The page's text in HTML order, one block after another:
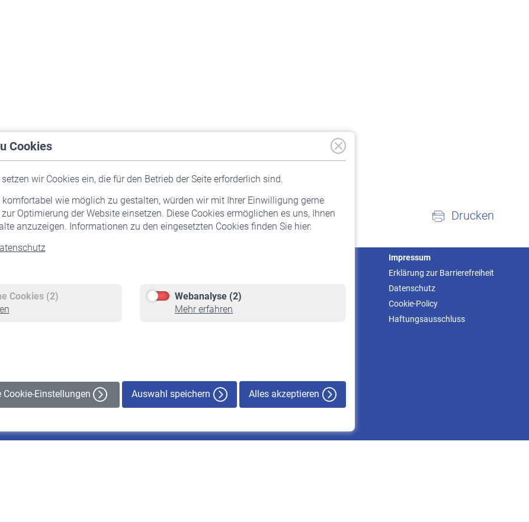
Cookies
wir Cookies ein, die für den Betrieb der Seite erforderlich sind.
komfortabel wie möglich zu gestalten, würden wir mit Ihrer Einwilligung gerne
Optimierung der Website einsetzen. Diese Cookies ermöglichen es uns, Ihnen
anzuzeigen. Informationen zu den eingesetzten Cookies finden Sie hier:
Cookies (2)
Webanalyse (2)
Mehr erfahren
Cookie-Einstellungen Auswahl speichern Alles akzeptieren
Drucken
Staatliche Förderung
Rente beantragen
Rentenauszahlung
Impressum
Erklärung zur Barrierefreiheit
Datenschutz
Cookie-Policy
Haftungsausschluss